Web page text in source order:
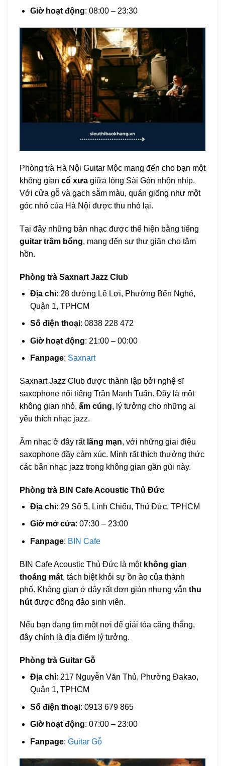
Giờ hoạt động: 08:00 – 23:30
Phòng trà Hà Nội Guitar Mộc mang đến cho bạn một
không gian cổ xưa giữa lòng Sài Gòn nhộn nhịp.
Với cửa gỗ và gạch sẫm màu, quán giống như một
góc nhỏ của Hà Nội được thu nhỏ lại.
Tại đây những bản nhạc được thể hiện bằng tiếng
guitar trầm bổng, mang đến sự thư giãn cho tâm
hồn.
Phòng trà Saxnart Jazz Club
Địa chỉ: 28 đường Lê Lợi, Phường Bến Nghé,
Quận 1, TPHCM
Số điện thoại: 0838 228 472
Giờ hoạt động: 21:00 – 00:00
Fanpage: Saxnart
Saxnart Jazz Club được thành lập bởi nghệ sĩ
saxophone nổi tiếng Trần Mạnh Tuấn. Đây là một
không gian nhỏ, ấm cúng, lý tưởng cho những ai
yêu thích nhạc jazz.
Âm nhạc ở đây rất lãng mạn, với những giai điệu
saxophone đầy cảm xúc. Mình rất thích thưởng thức
các bản nhạc jazz trong không gian gần gũi này.
Phòng trà BIN Cafe Acoustic Thủ Đức
Địa chỉ: 29 Số 5, Linh Chiểu, Thủ Đức, TPHCM
Giờ mở cửa: 07:30 – 23:00
Fanpage: BIN Cafe
BIN Cafe Acoustic Thủ Đức là một không gian
thoáng mát, tách biệt khỏi sự ồn ào của thành
phố. Không gian ở đây rất đơn giản nhưng vẫn thu
hút được đông đảo sinh viên.
Nếu bạn đang tìm một nơi để giải tỏa căng thẳng,
đây chính là địa điểm lý tưởng.
Phòng trà Guitar Gỗ
Địa chỉ: 217 Nguyễn Văn Thủ, Phường Đakao,
Quận 1, TPHCM
Số điện thoại: 0913 679 865
Giờ hoạt động: 07:00 – 23:00
Fanpage: Guitar Gỗ